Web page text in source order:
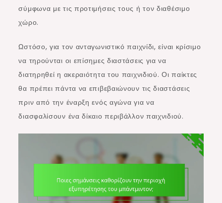
σύμφωνα με τις προτιμήσεις τους ή τον διαθέσιμο
χώρο.
Ωστόσο, για τον ανταγωνιστικό παιχνίδι, είναι κρίσιμο
να τηρούνται οι επίσημες διαστάσεις για να
διατηρηθεί η ακεραιότητα του παιχνιδιού. Οι παίκτες
θα πρέπει πάντα να επιβεβαιώνουν τις διαστάσεις
πριν από την έναρξη ενός αγώνα για να
διασφαλίσουν ένα δίκαιο περιβάλλον παιχνιδιού.